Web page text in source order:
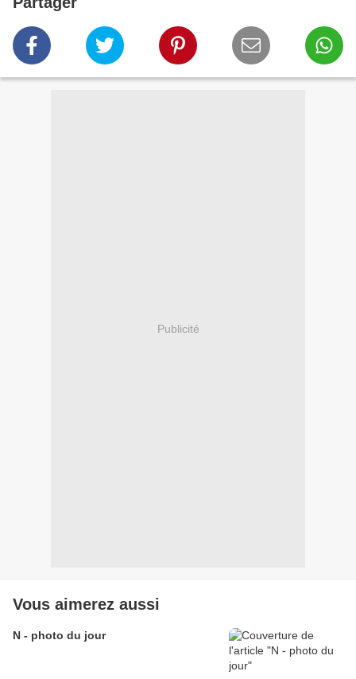
Publicité
Vous aimerez aussi
N - photo du jour